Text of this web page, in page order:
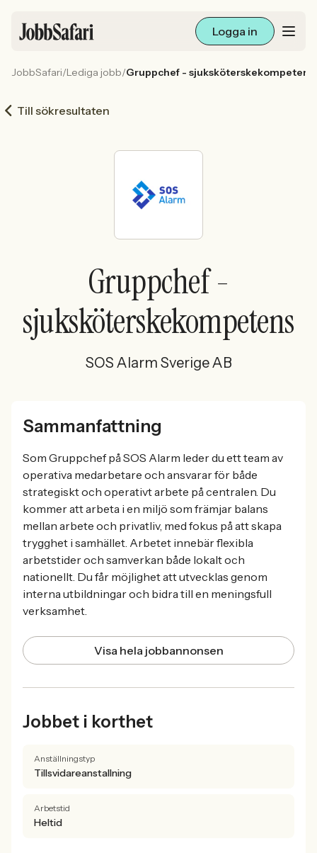
Logga in
Arbetsliv och karriär
För arbetsgivare
Sök med AI
Ny här? Skapa konto
JobbSafari/Lediga jobb/Gruppchef - sjuksköterskekompetens
Till sökresultaten
Gruppchef -
sjuksköterskekompetens
SOS Alarm Sverige AB
Sammanfattning
Som Gruppchef på SOS Alarm leder du ett team av
operativa medarbetare och ansvarar för både
strategiskt och operativt arbete på centralen. Du
kommer att arbeta i en miljö som främjar balans
mellan arbete och privatliv, med fokus på att skapa
trygghet i samhället. Arbetet innebär flexibla
arbetstider och samverkan både lokalt och
nationellt. Du får möjlighet att utvecklas genom
interna utbildningar och bidra till en meningsfull
verksamhet.
Visa hela jobbannonsen
Jobbet i korthet
Anställningstyp
Tillsvidareanstallning
Arbetstid
Heltid